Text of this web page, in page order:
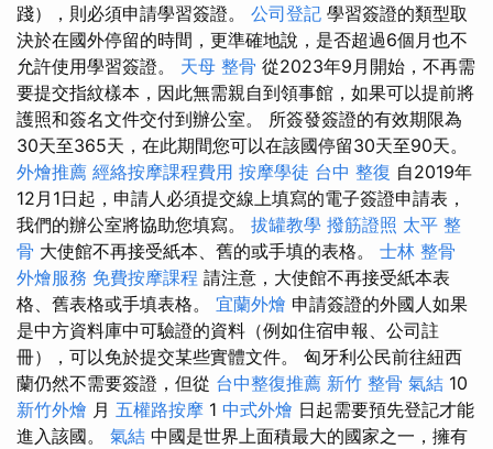
踐），則必須申請學習簽證。 公司登記 學習簽證的類型取
決於在國外停留的時間，更準確地說，是否超過6個月也不
允許使用學習簽證。 天母 整骨 從2023年9月開始，不再需
要提交指紋樣本，因此無需親自到領事館，如果可以提前將
護照和簽名文件交付到辦公室。 所簽發簽證的有效期限為
30天至365天，在此期間您可以在該國停留30天至90天。
外燴推薦 經絡按摩課程費用 按摩學徒 台中 整復 自2019年
12月1日起，申請人必須提交線上填寫的電子簽證申請表，
我們的辦公室將協助您填寫。 拔罐教學 撥筋證照 太平 整
骨 大使館不再接受紙本、舊的或手填的表格。 士林 整骨
外燴服務 免費按摩課程 請注意，大使館不再接受紙本表
格、舊表格或手填表格。 宜蘭外燴 申請簽證的外國人如果
是中方資料庫中可驗證的資料（例如住宿申報、公司註
冊），可以免於提交某些實體文件。 匈牙利公民前往紐西
蘭仍然不需要簽證，但從 台中整復推薦 新竹 整骨 氣結 10
新竹外燴 月 五權路按摩 1 中式外燴 日起需要預先登記才能
進入該國。 氣結 中國是世界上面積最大的國家之一，擁有